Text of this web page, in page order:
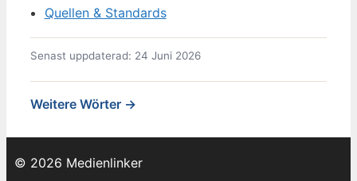
Quellen & Standards
Senast uppdaterad: 24 Juni 2026
Weitere Wörter →
© 2026 Medienlinker